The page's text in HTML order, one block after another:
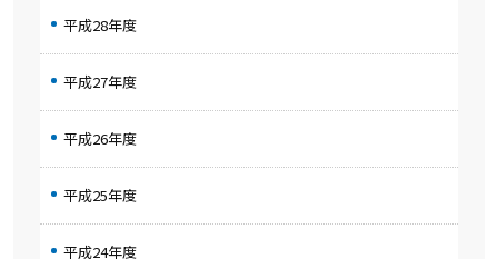
平成28年度
平成27年度
平成26年度
平成25年度
平成24年度